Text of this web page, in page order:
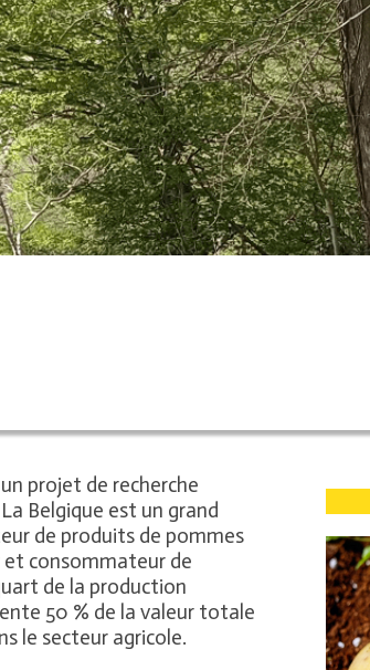
projet de recherche
Belgique est un grand
de produits de pommes
et consommateur de
de la production
50 % de la valeur totale
le secteur agricole.